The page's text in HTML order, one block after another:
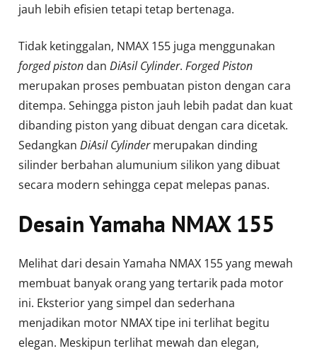
jauh lebih efisien tetapi tetap bertenaga.
Tidak ketinggalan, NMAX 155 juga menggunakan
forged piston danDiAsil Cylinder.Forged Piston
merupakan proses pembuatan piston dengan cara
ditempa. Sehingga piston jauh lebih padat dan kuat
dibanding piston yang dibuat dengan cara dicetak.
SedangkanDiAsil Cylindermerupakan dinding
silinder berbahan alumunium silikon yang dibuat
secara modern sehingga cepat melepas panas.
Desain Yamaha NMAX 155
Melihat dari desain Yamaha NMAX 155 yang mewah
membuat banyak orang yang tertarik pada motor
ini. Eksterior yang simpel dan sederhana
menjadikan motor NMAX tipe ini terlihat begitu
elegan. Meskipun terlihat mewah dan elegan,